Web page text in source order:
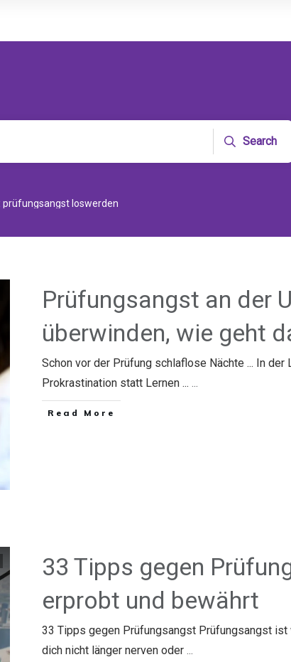
Search
prüfungsangst loswerden
Prüfungsangst an der
überwinden, wie geht
Schon vor der Prüfung schlaflose Nächte ... In der
Prokrastination statt Lernen ... ...
​Read More
33 Tipps gegen
erprobt und bewährt
33 Tipps gegen Prüfungsangst Prüfungsangst
dich nicht länger nerven oder ...